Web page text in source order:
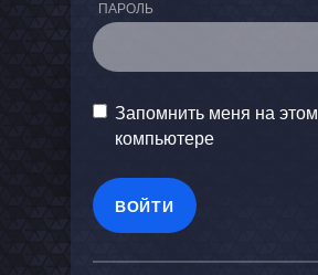
ПАРОЛЬ
Запомнить меня на этом
компьютере